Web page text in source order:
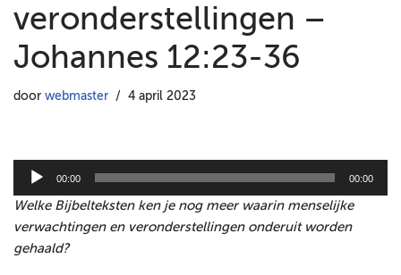
veronderstellingen –
Johannes 12:23-36
door webmaster 4 april 2023
d
i
o
00:00 00:00
Welke Bijbelteksten ken je nog meer waarin menselijke
verwachtingen en veronderstellingen onderuit worden
gehaald?